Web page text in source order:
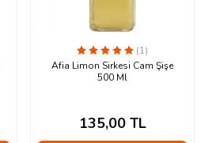
(1)
Afia Limon Sirkesi Cam Şişe
500 Ml
135,00TL